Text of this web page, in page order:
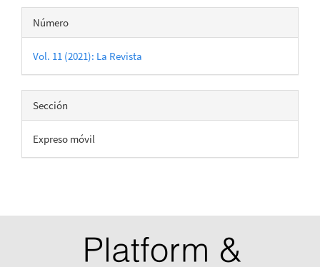
Detalles
del
artículo
Número
Vol. 11 (2021): La Revista
Sección
Expreso móvil